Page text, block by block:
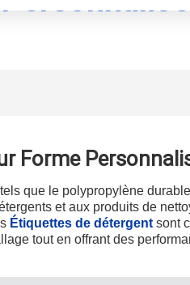
Deutsch
日本語
بالعربية
Indonesia
Forme
que le polypropylène
et aux produits de
Étiquettes de détergentsont
tout en offrant des